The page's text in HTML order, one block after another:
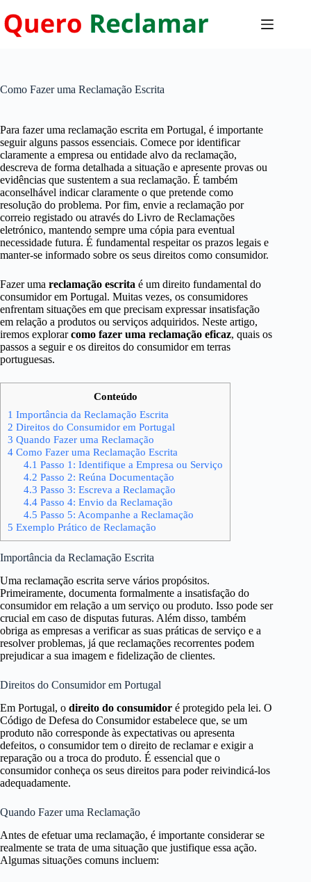
para
o
Como Fazer uma Reclamação Escrita
Para fazer uma reclamação escrita em Portugal, é importante
seguir alguns passos essenciais. Comece por identificar
claramente a empresa ou entidade alvo da reclamação,
descreva de forma detalhada a situação e apresente provas ou
evidências que sustentem a sua reclamação. É também
aconselhável indicar claramente o que pretende como
resolução do problema. Por fim, envie a reclamação por
correio registado ou através do Livro de Reclamações
eletrónico, mantendo sempre uma cópia para eventual
necessidade futura. É fundamental respeitar os prazos legais e
manter-se informado sobre os seus direitos como consumidor.
Fazer uma reclamação escrita é um direito fundamental do
consumidor em Portugal. Muitas vezes, os consumidores
enfrentam situações em que precisam expressar insatisfação
em relação a produtos ou serviços adquiridos. Neste artigo,
iremos explorarcomo fazer uma reclamação eficaz, quais os
passos a seguir e os direitos do consumidor em terras
portuguesas.
Conteúdo
1 Importância da Reclamação Escrita
2 Direitos do Consumidor em Portugal
3 Quando Fazer uma Reclamação
4 Como Fazer uma Reclamação Escrita
4.1 Passo 1: Identifique a Empresa ou Serviço
4.2 Passo 2: Reúna Documentação
4.3 Passo 3: Escreva a Reclamação
4.4Passo 4: Envio da Reclamação
4.5 Passo 5: Acompanhe a Reclamação
5 Exemplo Prático de Reclamação
Importância da Reclamação Escrita
Uma reclamação escrita serve vários propósitos.
Primeiramente, documenta formalmente a insatisfação do
consumidor em relação a um serviço ou produto. Isso pode ser
crucial em caso de disputas futuras. Além disso, também
obriga as empresas a verificar as suas práticas de serviço e a
resolver problemas, já que reclamações recorrentes podem
prejudicar a sua imagem e fidelização de clientes.
Direitos do Consumidor em Portugal
Em Portugal, o direito do consumidor é protegido pela lei. O
Código de Defesa do Consumidor estabelece que, se um
produto não corresponde às expectativas ou apresenta
defeitos, o consumidor tem o direito de reclamar e exigir a
reparação ou a troca do produto. É essencial que o
consumidor conheça os seus direitos para poder reivindicá-los
adequadamente.
Quando Fazer uma Reclamação
Antes de efetuar uma reclamação, é importante considerar se
realmente se trata de uma situação que justifique essa ação.
Algumas situações comuns incluem: